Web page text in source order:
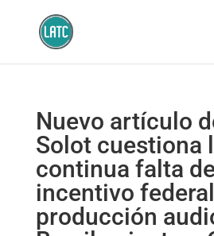
Nuevo artículo
Solot cuestiona
continua falta
incentivo
producción